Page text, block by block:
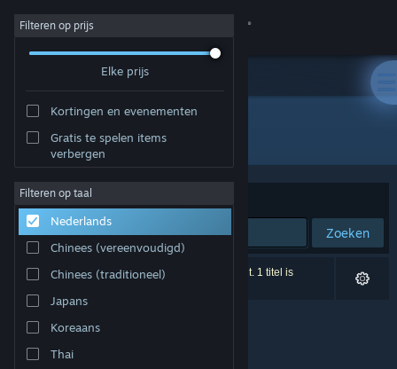
Inloggen
Community
Over
Ondersteuning
Taal wijzigen
Download de mobiele Steam-app
Desktopwebsite weergeven
Filteren op prijs
Elke prijs
Kortingen en evenementen
Gratis te spelen items
verbergen
Filteren op taal
Nederlands
Chinees (vereenvoudigd)
Chinees (traditioneel)
Japans
Koreaans
Thai
Alle producten
Sorteren op Relevantie
Zoeken
0 resultaten komen overeen met je zoekopdracht. 1 titel is